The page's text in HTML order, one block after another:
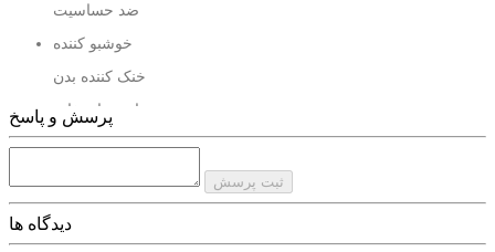
ضد حساسیت
خوشبو کننده
خنک کننده بدن
مناسب استفاده
مدت ساعت ماندگاری
پرسش و پاسخ
ثبت پرسش
دیدگاه ها